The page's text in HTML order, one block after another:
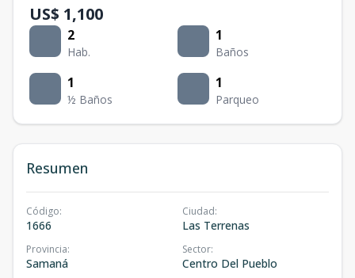
US$ 1,100
2
Hab.
1
Baños
1
½ Baños
1
Parqueo
Resumen
Código:
1666
Ciudad:
Las Terrenas
Provincia:
Samaná
Sector:
Centro Del Pueblo